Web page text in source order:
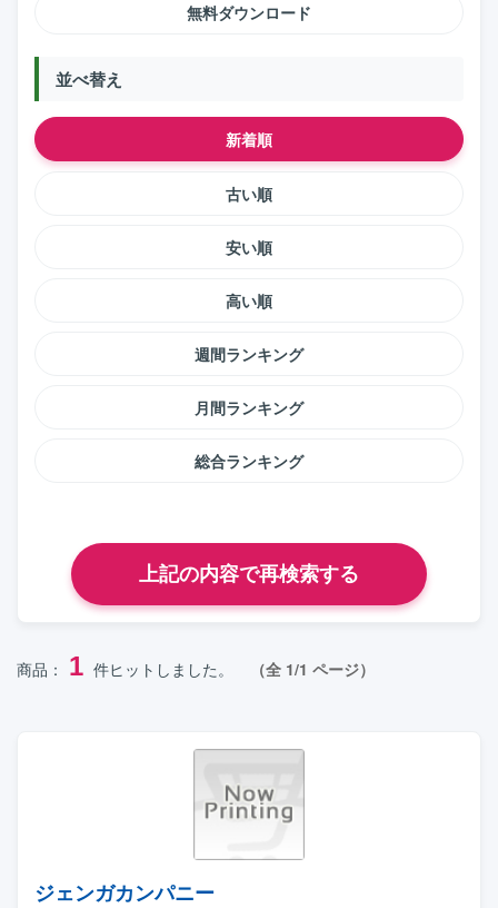
無料ダウンロード
並べ替え
新着順
古い順
安い順
高い順
週間ランキング
月間ランキング
総合ランキング
商品： 1 件ヒットしました。 （全 1/1 ページ）
ジェンガカンパニー